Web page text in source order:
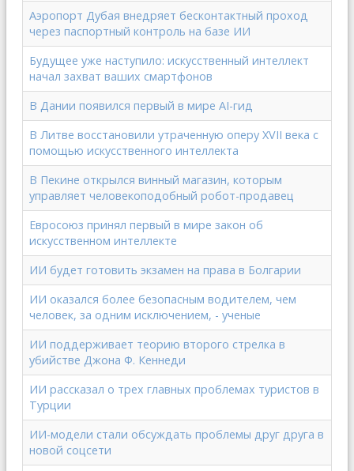
Аэропорт Дубая внедряет бесконтактный проход
через паспортный контроль на базе ИИ
Будущее уже наступило: искусственный интеллект
начал захват ваших смартфонов
В Дании появился первый в мире AI-гид
В Литве восстановили утраченную оперу XVII века с
помощью искусственного интеллекта
В Пекине открылся винный магазин, которым
управляет человекоподобный робот-продавец
Евросоюз принял первый в мире закон об
искусственном интеллекте
ИИ будет готовить экзамен на права в Болгарии
ИИ оказался более безопасным водителем, чем
человек, за одним исключением, - ученые
ИИ поддерживает теорию второго стрелка в
убийстве Джона Ф. Кеннеди
ИИ рассказал о трех главных проблемах туристов в
Турции
ИИ-модели стали обсуждать проблемы друг друга в
новой соцсети